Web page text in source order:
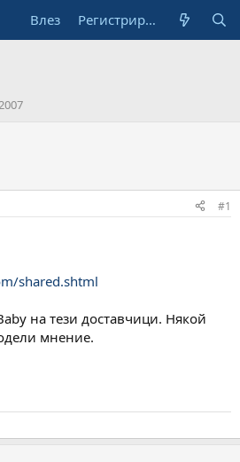
Влез Регистрирай се
#1
shared.shtml
на тези доставчици. Някой
мнение.